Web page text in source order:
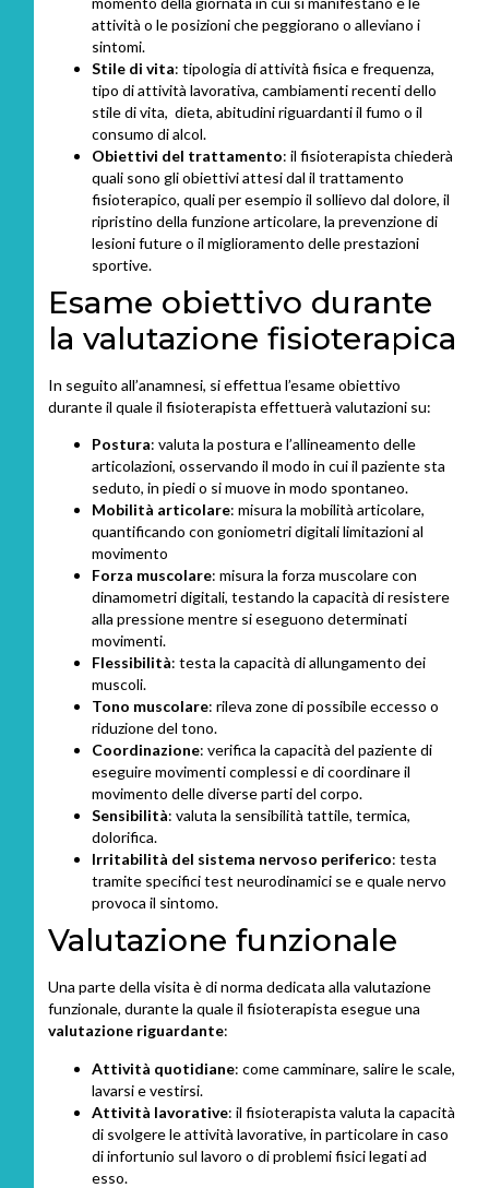
attività o le posizioni che peggiorano o alleviano i
sintomi.
Stile di vita: tipologia di attività fisica e frequenza,
tipo di attività lavorativa, cambiamenti recenti dello
stile di vita, dieta, abitudini riguardanti il fumo o il
consumo di alcol.
Obiettivi del trattamento: il fisioterapista chiederà
quali sono gli obiettivi attesi dal il trattamento
fisioterapico, quali per esempio il sollievo dal dolore, il
ripristino della funzione articolare, la prevenzione di
lesioni future o il miglioramento delle prestazioni
sportive.
Esame obiettivo durante
la valutazione fisioterapica
In seguito all’anamnesi, si effettua l’esame obiettivo
durante il quale il fisioterapista effettuerà valutazioni su:
Postura: valuta la postura e l’allineamento delle
articolazioni, osservando il modo in cui il paziente sta
seduto, in piedi o si muove in modo spontaneo.
Mobilità articolare: misura la mobilità articolare,
quantificando con goniometri digitali limitazioni al
movimento
Forza muscolare: misura la forza muscolare con
dinamometri digitali, testando la capacità di resistere
alla pressione mentre si eseguono determinati
movimenti.
Flessibilità: testa la capacità di allungamento dei
muscoli.
Tono muscolare: rileva zone di possibile eccesso o
riduzione del tono.
Coordinazione: verifica la capacità del paziente di
eseguire movimenti complessi e di coordinare il
movimento delle diverse parti del corpo.
Sensibilità: valuta la sensibilità tattile, termica,
dolorifica.
Irritabilità del sistema nervoso periferico: testa
tramite specifici test neurodinamici se e quale nervo
provoca il sintomo.
Valutazione funzionale
Una parte della visita è di norma dedicata alla valutazione
funzionale, durante la quale il fisioterapista esegue una
valutazione riguardante:
Attività quotidiane: come camminare, salire le scale,
lavarsi e vestirsi.
Attività lavorative: il fisioterapista valuta la capacità
di svolgere le attività lavorative, in particolare in caso
di infortunio sul lavoro o di problemi fisici legati ad
esso.